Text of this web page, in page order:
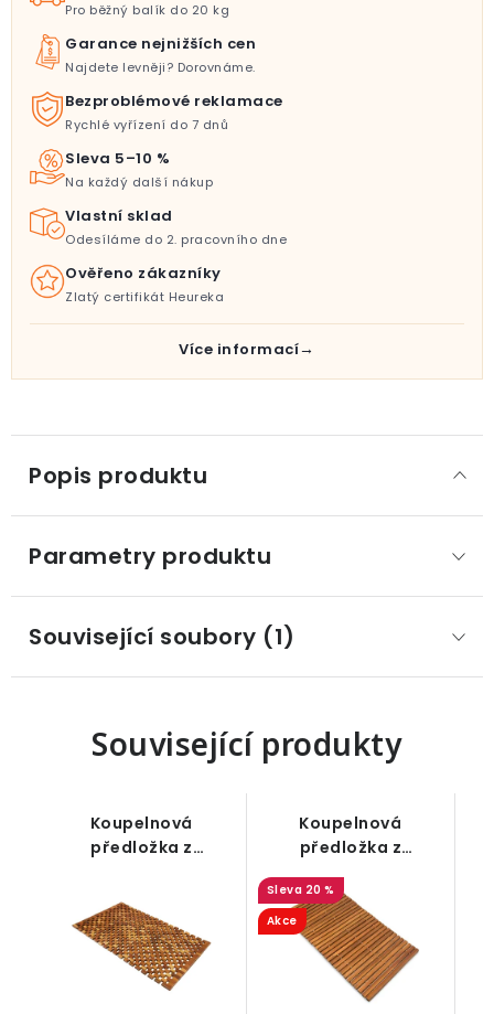
Pro běžný balík do 20 kg
Garance nejnižších cen
Najdete levněji? Dorovnáme.
Bezproblémové reklamace
Rychlé vyřízení do 7 dnů
Sleva 5–10 %
Na každý další nákup
Vlastní sklad
Odesíláme do 2. pracovního dne
Ověřeno zákazníky
Zlatý certifikát Heureka
Více informací
Popis produktu
Parametry produktu
Související soubory (1)
Související produkty
Koupelnová
předložka z
x 50 cm
Koupelnová
předložka z
akátového dřeva,
rovná, 80 x 50 cm
20 %
Akce